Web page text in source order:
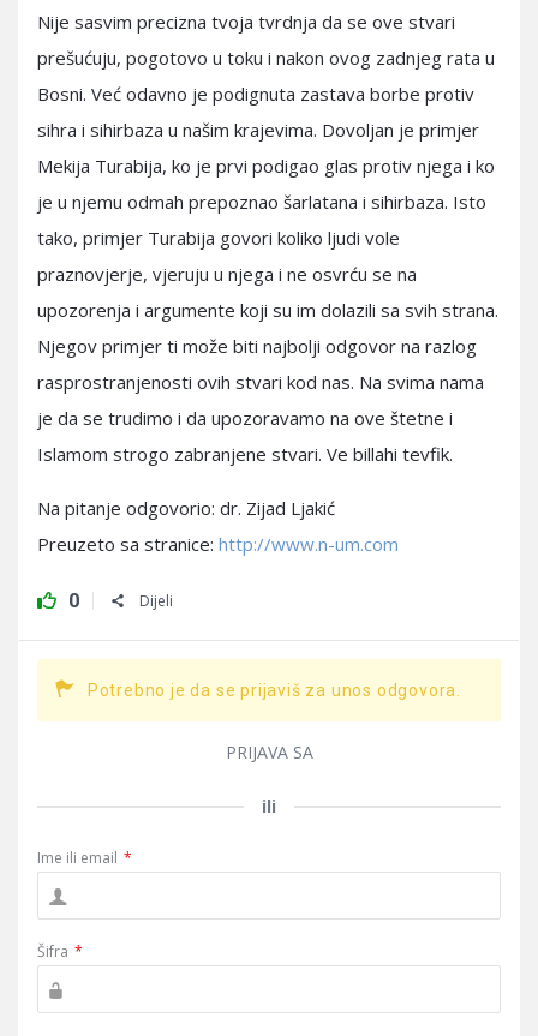
Nije sasvim precizna tvoja tvrdnja da se ove stvari
prešućuju, pogotovo u toku i nakon ovog zadnjeg rata u
Bosni. Već odavno je podignuta zastava borbe protiv
sihra i sihirbaza u našim krajevima. Dovoljan je primjer
Mekija Turabija, ko je prvi podigao glas protiv njega i ko
je u njemu odmah prepoznao šarlatana i sihirbaza. Isto
tako, primjer Turabija govori koliko ljudi vole
praznovjerje, vjeruju u njega i ne osvrću se na
upozorenja i argumente koji su im dolazili sa svih strana.
Njegov primjer ti može biti najbolji odgovor na razlog
rasprostranjenosti ovih stvari kod nas. Na svima nama
je da se trudimo i da upozoravamo na ove štetne i
Islamom strogo zabranjene stvari. Ve billahi tevfik.
Na pitanje odgovorio: dr. Zijad Ljakić
Preuzeto sa stranice: http://www.n-um.com
0 Dijeli
Potrebno je da se prijaviš za unos odgovora.
PRIJAVA SA
ili
Ime ili email *
Šifra *